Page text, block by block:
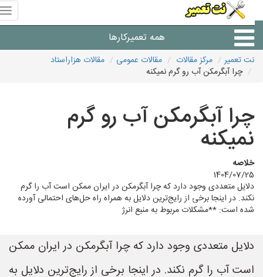
همه تعمیرکارها
شرکت های تعمیرات لوازم
نت تعمیر مرکز مقالات مقالات عمومی
مقالات هزاراستاد
چرا آبگرمکن آب رو گرم نمیکنه
چرا آبگرمکن آب رو گرم
نمیکنه
خلاصه
1404/07/25
دلایل متعددی وجود دارد که چرا آبگرمکن در ایران ممکن است آب را گرم
نکند. در اینجا برخی از رایج‌ترین دلایل به همراه راه حل‌های احتمالی آورده
شده است: **مشکلات مربوط به منبع انرژ
دلایل متعددی وجود دارد که چرا آبگرمکن در ایران ممکن
است آب را گرم نکند. در اینجا برخی از رایج‌ترین دلایل به